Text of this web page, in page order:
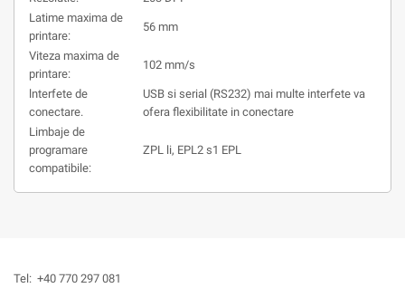
Latime maxima de
printare:
56 mm
Viteza maxima de
printare:
102 mm/s
lnterfete de
conectare.
USB si serial (RS232) mai multe interfete va
ofera flexibilitate in conectare
Limbaje de
programare
compatibile:
ZPL li, EPL2 s1 EPL
Tel: +40 770 297 081